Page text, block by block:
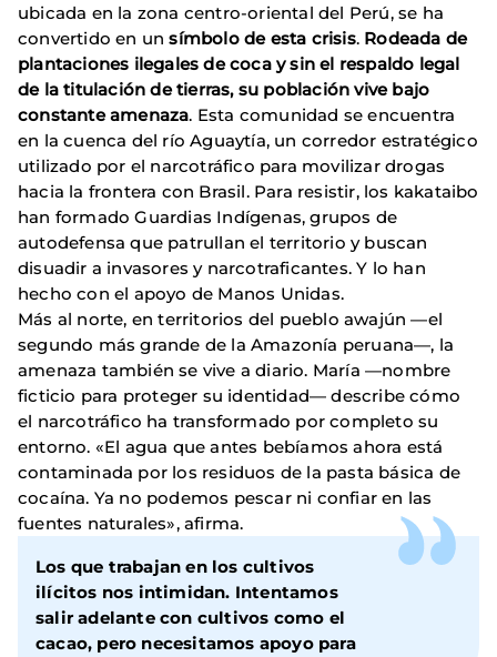
ubicada en la zona centro-oriental del Perú, se ha
convertido en unsímbolo de esta crisis. Rodeada de
plantaciones ilegales de coca y sin el respaldo legal
de la titulación de tierras, su población vive bajo
constante amenaza. Esta comunidad se encuentra
en la cuenca del río Aguaytía, un corredor estratégico
utilizado por el narcotráfico para movilizar drogas
hacia la frontera con Brasil. Para resistir, los kakataibo
han formado Guardias Indígenas, grupos de
autodefensa que patrullan el territorio y buscan
disuadir a invasores y narcotraficantes. Y lo han
hecho con el apoyo de Manos Unidas.
Más al norte, en territorios del pueblo awajún —el
segundo más grande de la Amazonía peruana—, la
amenaza también se vive a diario. María —nombre
ficticio para proteger su identidad— describe cómo
el narcotráfico ha transformado por completo su
entorno. «El agua que antes bebíamos ahora está
contaminada por los residuos de la pasta básica de
cocaína. Ya no podemos pescar ni confiar en las
fuentes naturales», afirma.
Los que trabajan en los cultivos
ilícitos nos intimidan. Intentamos
salir adelante con cultivos como el
cacao, pero necesitamos apoyo para